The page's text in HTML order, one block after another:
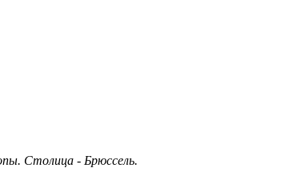
Столица - Брюссель.